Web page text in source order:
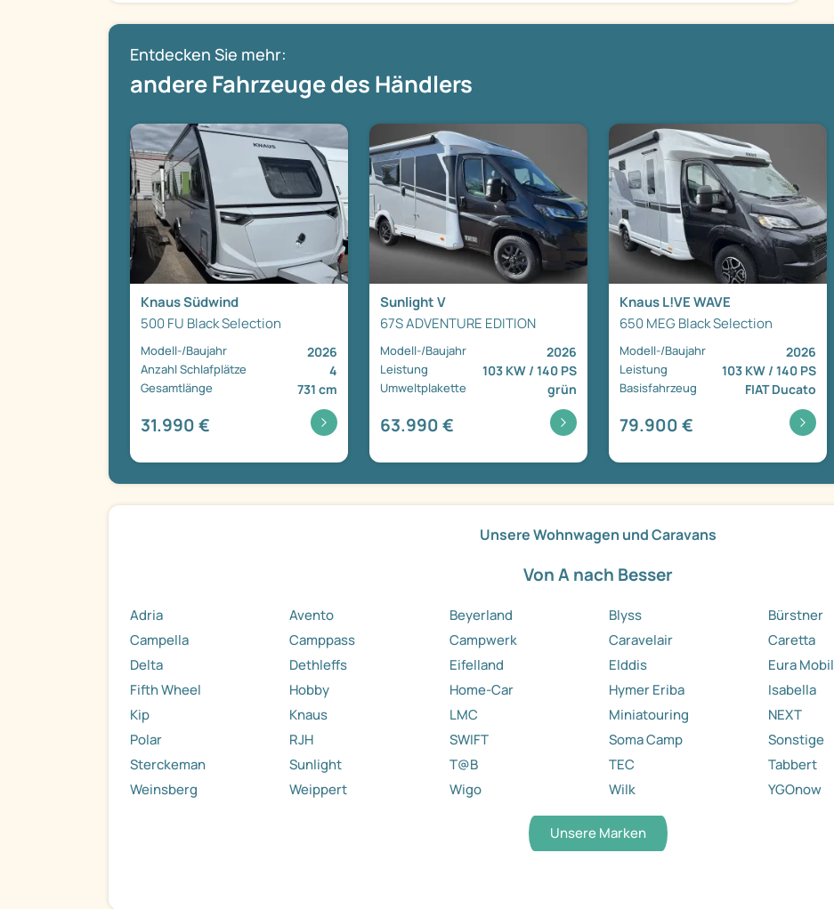
Entdecken Sie mehr:
andere Fahrzeuge des Händlers
Knaus Südwind
500 FU Black Selection
Modell-/Baujahr 2026
Anzahl Schlafplätze 4
Gesamtlänge 731 cm
31.990 €
Sunlight V
67S ADVENTURE EDITION
Modell-/Baujahr 2026
Leistung 103 KW / 140 PS
Umweltplakette grün
63.990 €
Knaus L!VE WAVE
650 MEG Black Selection
Modell-/Baujahr 2026
Leistung 103 KW / 140 PS
Basisfahrzeug FIAT Ducato
79.900 €
Unsere Wohnwagen und Caravans
Von A nach Besser
Adria Avento Beyerland Blyss Bürstner
Campella
Camppass Campwerk Caravelair Caretta
Delta
Dethleffs Eifelland Elddis Eura Mobil
Fifth Wheel
Hobby Home-Car Hymer Eriba Isabella
Kip
Knaus LMC Miniatouring NEXT
Polar
RJH SWIFT Soma Camp Sonstige
Sterckeman
Sunlight T@B TEC Tabbert
Weinsberg
Weippert Wigo Wilk YGOnow
Unsere Marken